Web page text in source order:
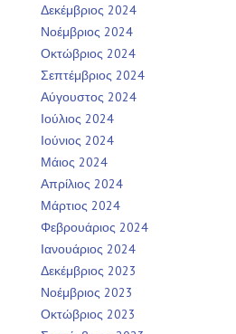
Δεκέμβριος 2024
Νοέμβριος 2024
Οκτώβριος 2024
Σεπτέμβριος 2024
Αύγουστος 2024
Ιούλιος 2024
Ιούνιος 2024
Μάιος 2024
Απρίλιος 2024
Μάρτιος 2024
Φεβρουάριος 2024
Ιανουάριος 2024
Δεκέμβριος 2023
Νοέμβριος 2023
Οκτώβριος 2023